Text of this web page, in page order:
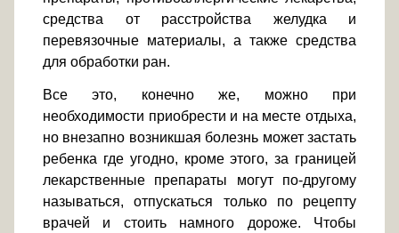
средства от расстройства желудка и
перевязочные материалы, а также средства
для обработки ран.
Все это, конечно же, можно при
необходимости приобрести и на месте отдыха,
но внезапно возникшая болезнь может застать
ребенка где угодно, кроме этого, за границей
лекарственные препараты могут по-другому
называться, отпускаться только по рецепту
врачей и стоить намного дороже. Чтобы